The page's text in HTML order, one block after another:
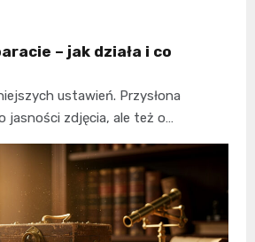
– jak działa i co
ustawień. Przysłona
jasności zdjęcia, ale też o…